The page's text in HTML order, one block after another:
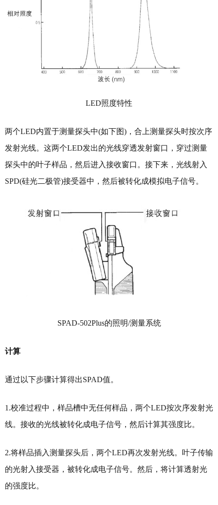
LED照度特性
两个LED内置于测量探头中(如下图)，合上测量探头时按次序
发射光线。这两个LED发出的光线穿透发射窗口，穿过测量
探头中的叶子样品，然后进入接收窗口。接下来，光线射入
SPD(硅光二极管)接受器中，然后被转化成模拟电子信号。
SPAD-502Plus的照明/测量系统
计算
通过以下步骤计算得出SPAD值。
1.校准过程中，样品槽中无任何样品，两个LED按次序发射光
线。接收的光线被转化成电子信号，然后计算其强度比。
2.将样品插入测量探头后，两个LED再次发射光线。叶子传输
的光射入接受器，被转化成电子信号。然后，将计算透射光
的强度比。